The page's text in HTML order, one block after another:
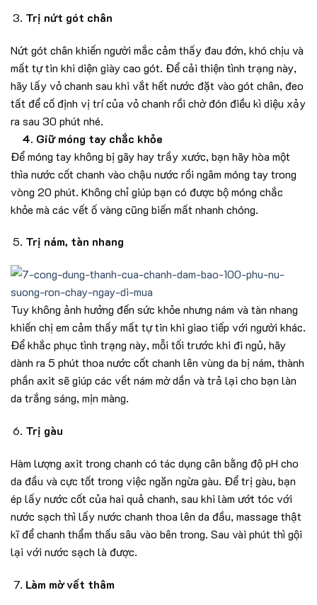
Trị nứt gót chân
Nứt gót chân khiến người mắc cảm thấy đau đớn, khó chịu và
mất tự tin khi diện giày cao gót. Để cải thiện tình trạng này,
hãy lấy vỏ chanh sau khi vắt hết nước đặt vào gót chân, đeo
tất để cố định vị trí của vỏ chanh rồi chờ đón điều kì diệu xảy
ra sau 30 phút nhé.
4. Giữ móng tay chắc khỏe
Để móng tay không bị gãy hay trầy xước, bạn hãy hòa một
thìa nước cốt chanh vào chậu nước rồi ngâm móng tay trong
vòng 20 phút. Không chỉ giúp bạn có được bộ móng chắc
khỏe mà các vết ố vàng cũng biến mất nhanh chóng.
Trị nám, tàn nhang
Tuy không ảnh hưởng đến sức khỏe nhưng nám và tàn nhang
khiến chị em cảm thấy mất tự tin khi giao tiếp với người khác.
Để khắc phục tình trạng này, mỗi tối trước khi đi ngủ, hãy
dành ra 5 phút thoa nước cốt chanh lên vùng da bị nám, thành
phần axit sẽ giúp các vết nám mờ dần và trả lại cho bạn làn
da trắng sáng, mịn màng.
Trị gàu
Hàm lượng axit trong chanh có tác dụng cân bằng độ pH cho
da đầu và cực tốt trong việc ngăn ngừa gàu. Để trị gàu, bạn
ép lấy nước cốt của hai quả chanh, sau khi làm ướt tóc với
nước sạch thì lấy nước chanh thoa lên da đầu, massage thật
kĩ để chanh thẩm thấu sâu vào bên trong. Sau vài phút thì gội
lại với nước sạch là được.
Làm mờ vết thâm